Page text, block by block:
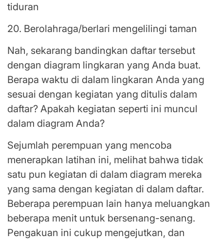
tiduran
20. Berolahraga/berlari mengelilingi taman
Nah, sekarang bandingkan daftar tersebut
dengan diagram lingkaran yang Anda buat.
Berapa waktu di dalam lingkaran Anda yang
sesuai dengan kegiatan yang ditulis dalam
daftar? Apakah kegiatan seperti ini muncul
dalam diagram Anda?
Sejumlah perempuan yang mencoba
menerapkan latihan ini, melihat bahwa tidak
satu pun kegiatan di dalam diagram mereka
yang sama dengan kegiatan di dalam daftar.
Beberapa perempuan lain hanya meluangkan
beberapa menit untuk bersenang-senang.
Pengakuan ini cukup mengejutkan, dan